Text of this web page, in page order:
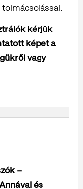
kérjük
képet a
vagy
–
és